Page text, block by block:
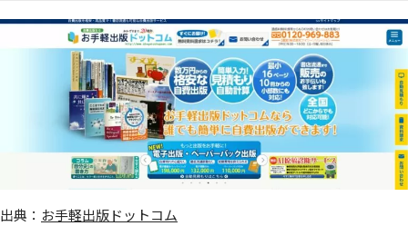
出典： お手軽出版ドットコム